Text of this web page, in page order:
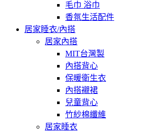
毛巾 浴巾
香氛生活配件
居家睡衣/內搭
居家內搭
MIT台灣製
內搭背心
保暖衛生衣
內搭襯裙
兒童背心
竹紗棉纖維
居家睡衣